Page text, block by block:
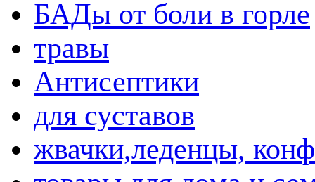
БАДы от боли в горле
травы
Антисептики
для суставов
жвачки,леденцы,